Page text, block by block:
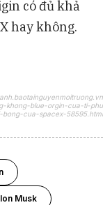
có đủ khả
hay không.
khong-blue-orgin-cua-ti-phu
cua-spacex-58595.html
Musk